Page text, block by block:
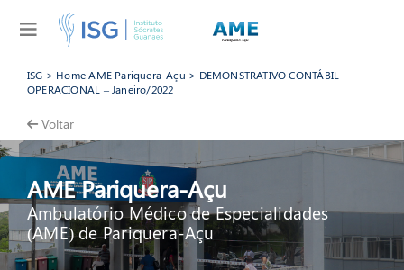
ISG > Home AME Pariquera-Açu > DEMONSTRATIVO CONTÁBIL
OPERACIONAL – Janeiro/2022
Voltar
AME Pariquera-Açu
Ambulatório Médico de Especialidades
(AME) de Pariquera-Açu